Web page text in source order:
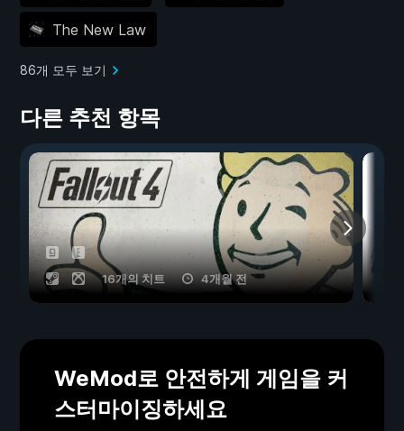
The New Law
86개 모두 보기
다른 추천 항목
16개의 치트 4개월 전
WeMod로 안전하게 게임을 커
스터마이징하세요